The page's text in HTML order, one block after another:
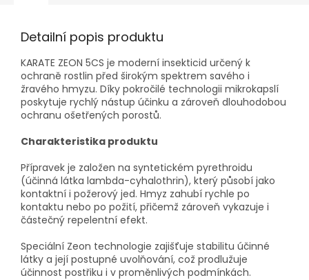
Detailní popis produktu
KARATE ZEON 5CS je moderní insekticid určený k
ochraně rostlin před širokým spektrem savého i
žravého hmyzu. Díky pokročilé technologii mikrokapslí
poskytuje rychlý nástup účinku a zároveň dlouhodobou
ochranu ošetřených porostů.
Charakteristika produktu
Přípravek je založen na syntetickém pyrethroidu
(účinná látka lambda-cyhalothrin), který působí jako
kontaktní i požerový jed. Hmyz zahubí rychle po
kontaktu nebo po požití, přičemž zároveň vykazuje i
částečný repelentní efekt.
Speciální Zeon technologie zajišťuje stabilitu účinné
látky a její postupné uvolňování, což prodlužuje
účinnost postřiku i v proměnlivých podmínkách.